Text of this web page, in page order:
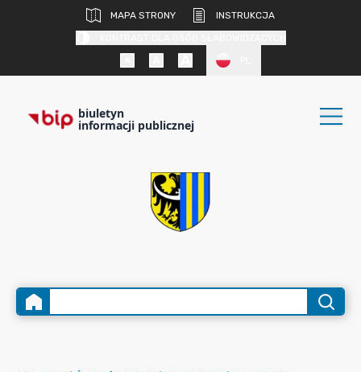
MAPA STRONY
INSTRUKCJA
biuletyn
informacji publicznej